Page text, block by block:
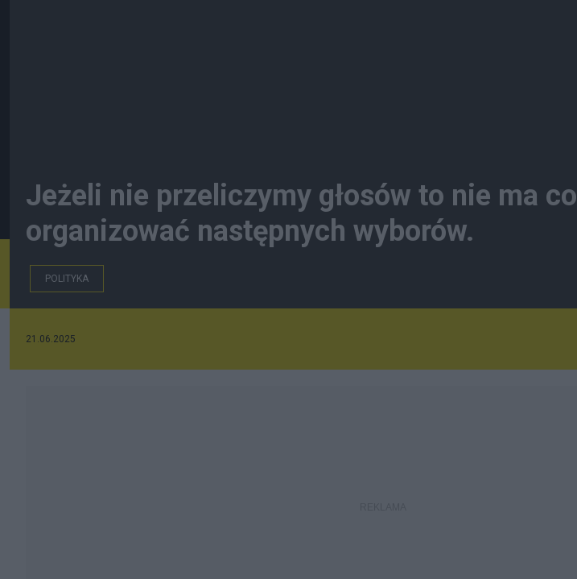
Jeżeli nie przeliczymy głosów to nie ma co
organizować następnych wyborów.
POLITYKA
21.06.2025